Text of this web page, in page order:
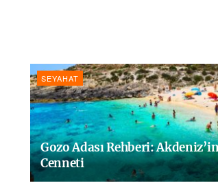
SEYAHAT
Gozo Adası Rehberi:
Cenneti